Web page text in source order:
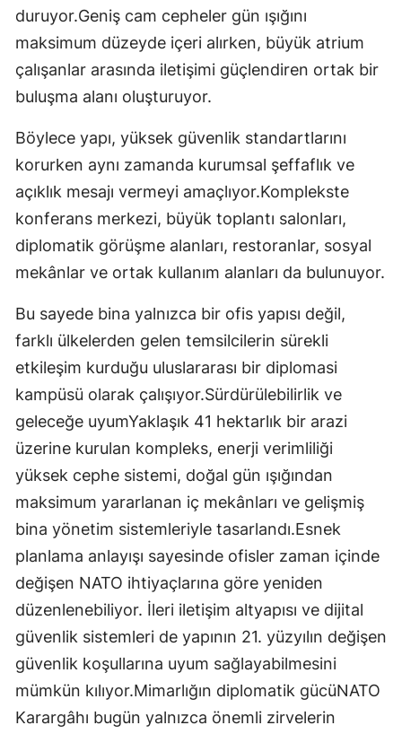
duruyor.Geniş cam cepheler gün ışığını
maksimum düzeyde içeri alırken, büyük atrium
çalışanlar arasında iletişimi güçlendiren ortak bir
buluşma alanı oluşturuyor.
Böylece yapı, yüksek güvenlik standartlarını
korurken aynı zamanda kurumsal şeffaflık ve
açıklık mesajı vermeyi amaçlıyor.Komplekste
konferans merkezi, büyük toplantı salonları,
diplomatik görüşme alanları, restoranlar, sosyal
mekânlar ve ortak kullanım alanları da bulunuyor.
Bu sayede bina yalnızca bir ofis yapısı değil,
farklı ülkelerden gelen temsilcilerin sürekli
etkileşim kurduğu uluslararası bir diplomasi
kampüsü olarak çalışıyor.Sürdürülebilirlik ve
geleceğe uyumYaklaşık 41 hektarlık bir arazi
üzerine kurulan kompleks, enerji verimliliği
yüksek cephe sistemi, doğal gün ışığından
maksimum yararlanan iç mekânları ve gelişmiş
bina yönetim sistemleriyle tasarlandı.Esnek
planlama anlayışı sayesinde ofisler zaman içinde
değişen NATO ihtiyaçlarına göre yeniden
düzenlenebiliyor. İleri iletişim altyapısı ve dijital
güvenlik sistemleri de yapının 21. yüzyılın değişen
güvenlik koşullarına uyum sağlayabilmesini
mümkün kılıyor.Mimarlığın diplomatik gücüNATO
Karargâhı bugün yalnızca önemli zirvelerin